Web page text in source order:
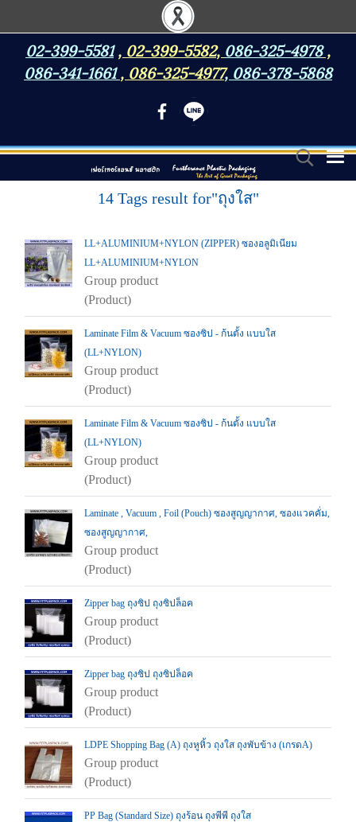
02-399-5581 , 02-399-5582, 086-325-4978,
086-341-1661 , 086-325-4977, 086-378-5868
14 Tags result for"ถุงใส"
LL+ALUMINIUM+NYLON (ZIPPER) ซองอลูมิเนียม
LL+ALUMINIUM+NYLON
Group product
(Product)
Laminate Film & Vacuum ซองซิป - ก้นตั้ง แบบใส
(LL+NYLON)
Group product
(Product)
Laminate Film & Vacuum ซองซิป - ก้นตั้ง แบบใส
(LL+NYLON)
Group product
(Product)
Laminate , Vacuum , Foil (Pouch) ซองสูญญากาศ, ซองแวคคั่ม,
ซองสูญญากาศ,
Group product
(Product)
Zipper bag ถุงซิป ถุงซิปล็อค
Group product
(Product)
Zipper bag ถุงซิป ถุงซิปล็อค
Group product
(Product)
LDPE Shopping Bag (A) ถุงหูหิ้ว ถุงใส ถุงพับข้าง (เกรดA)
Group product
(Product)
PP Bag (Standard Size) ถุงร้อน ถุงพีพี ถุงใส